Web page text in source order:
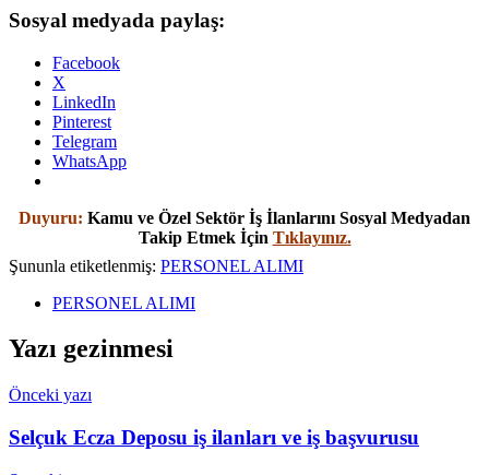
Sosyal medyada paylaş:
Facebook
X
LinkedIn
Pinterest
Telegram
WhatsApp
Duyuru: Kamu ve Özel Sektör İş İlanlarını Sosyal Medyadan
Takip Etmek İçin Tıklayınız.
Şununla etiketlenmiş: PERSONEL ALIMI
PERSONEL ALIMI
Yazı gezinmesi
Önceki yazı
Selçuk Ecza Deposu iş ilanları ve iş başvurusu